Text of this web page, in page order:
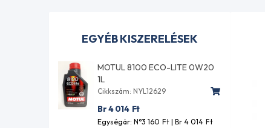
EGYÉB KISZERELÉSEK
MOTUL 8100 ECO-LITE 0W20
1L
Cikkszám: NYL12629
Br 4 014 Ft
Egységár: N°3 160 Ft | Br 4 014 Ft